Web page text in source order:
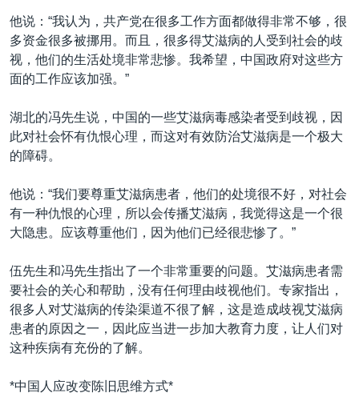
他说：“我认为，共产党在很多工作方面都做得非常不够，很
多资金很多被挪用。而且，很多得艾滋病的人受到社会的歧
视，他们的生活处境非常悲惨。我希望，中国政府对这些方
面的工作应该加强。”
湖北的冯先生说，中国的一些艾滋病毒感染者受到歧视，因
此对社会怀有仇恨心理，而这对有效防治艾滋病是一个极大
的障碍。
他说：“我们要尊重艾滋病患者，他们的处境很不好，对社会
有一种仇恨的心理，所以会传播艾滋病，我觉得这是一个很
大隐患。应该尊重他们，因为他们已经很悲惨了。”
伍先生和冯先生指出了一个非常重要的问题。艾滋病患者需
要社会的关心和帮助，没有任何理由歧视他们。专家指出，
很多人对艾滋病的传染渠道不很了解，这是造成歧视艾滋病
患者的原因之一，因此应当进一步加大教育力度，让人们对
这种疾病有充份的了解。
*中国人应改变陈旧思维方式*